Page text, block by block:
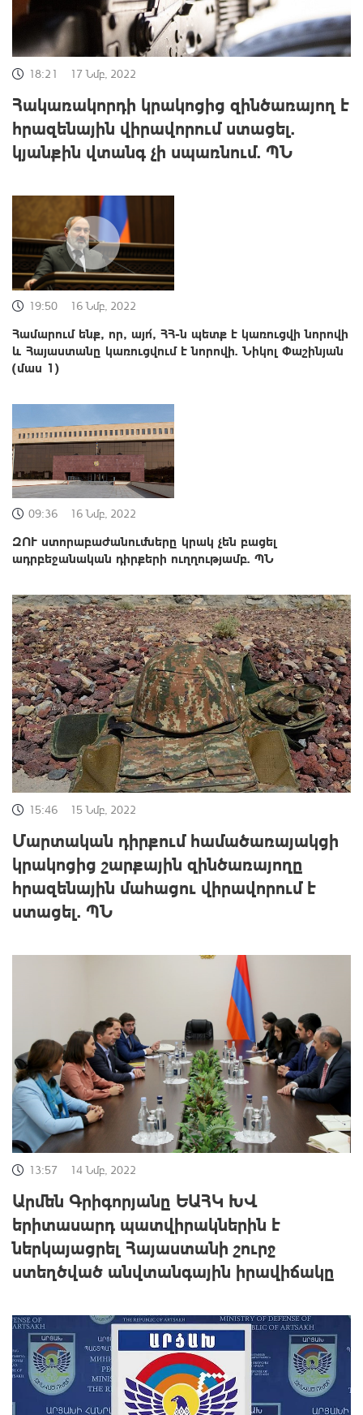
18:21 17 Նմբ, 2022
Հակառակորդի կրակոցից զինծառայող է
հրազենային վիրավորում ստացել.
կյանքին վտանգ չի սպառնում. ՊՆ
19:50 16 Նմբ, 2022
Համարում ենք, որ, այո՛, ՀՀ-ն պետք է կառուցվի նորովի
և Հայաստանը կառուցվում է նորովի. Նիկոլ Փաշինյան
(մաս 1)
09:36 16 Նմբ, 2022
ԶՈՒ ստորաբաժանումները կրակ չեն բացել
ադրբեջանական դիրքերի ուղղությամբ. ՊՆ
15:46 15 Նմբ, 2022
Մարտական դիրքում համածառայակցի
կրակոցից շարքային զինծառայողը
հրազենային մահացու վիրավորում է
ստացել. ՊՆ
13:57 14 Նմբ, 2022
Արմեն Գրիգորյանը ԵԱՀԿ ԽՎ
երիտասարդ պատվիրակներին է
ներկայացրել Հայաստանի շուրջ
ստեղծված անվտանգային իրավիճակը